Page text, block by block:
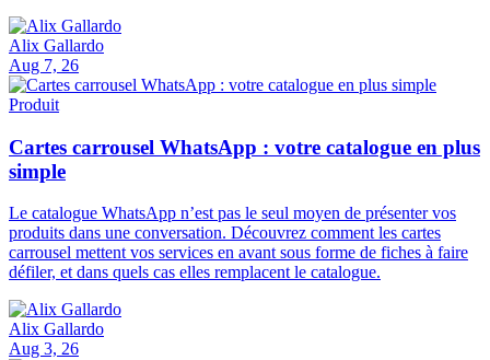
Alix Gallardo
Aug 7, 26
Produit
Cartes carrousel WhatsApp : votre catalogue en plus
simple
Le catalogue WhatsApp n’est pas le seul moyen de présenter vos
produits dans une conversation. Découvrez comment les cartes
carrousel mettent vos services en avant sous forme de fiches à faire
défiler, et dans quels cas elles remplacent le catalogue.
Alix Gallardo
Aug 3, 26